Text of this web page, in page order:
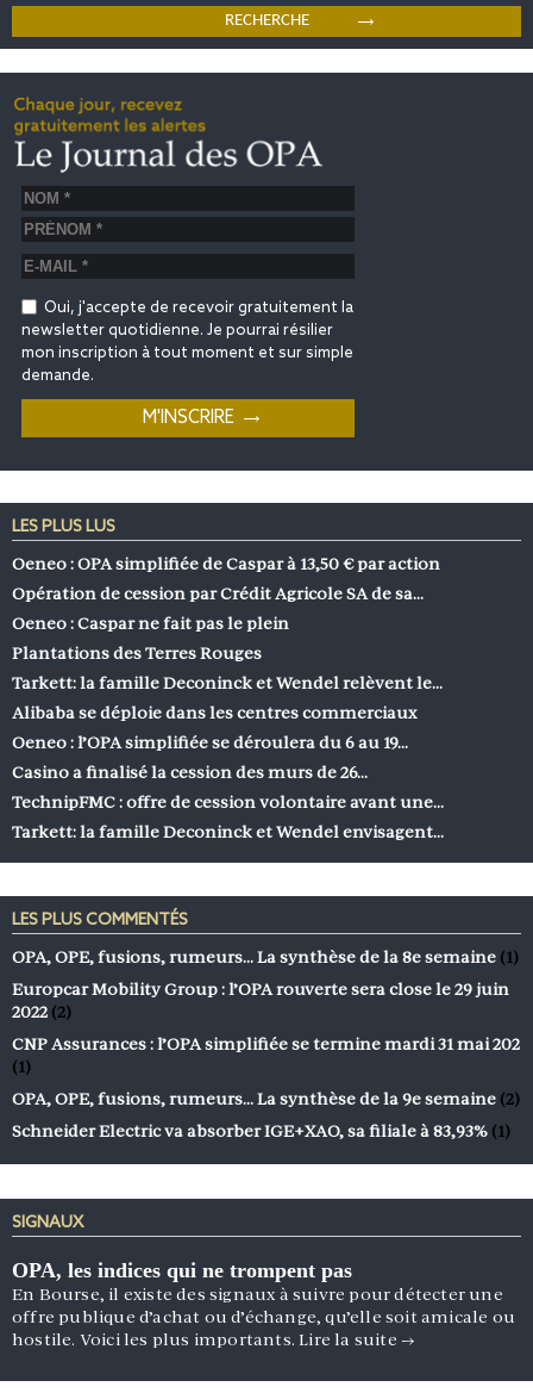
Oui, j'accepte de recevoir gratuitement la
newsletter quotidienne. Je pourrai résilier
mon inscription à tout moment et sur simple
demande.
LES PLUS LUS
Oeneo : OPA simplifiée de Caspar à 13,50 € par action
Opération de cession par Crédit Agricole SA de sa…
Oeneo : Caspar ne fait pas le plein
Plantations des Terres Rouges
Tarkett: la famille Deconinck et Wendel relèvent le…
Alibaba se déploie dans les centres commerciaux
Oeneo : l’OPA simplifiée se déroulera du 6 au 19…
Casino a finalisé la cession des murs de 26…
TechnipFMC : offre de cession volontaire avant une…
Tarkett: la famille Deconinck et Wendel envisagent…
LES PLUS COMMENTÉS
OPA, OPE, fusions, rumeurs… La synthèse de la 8e semaine (1)
Europcar Mobility Group : l’OPA rouverte sera close le 29 juin
2022 (2)
CNP Assurances : l’OPA simplifiée se termine mardi 31 mai 202
(1)
OPA, OPE, fusions, rumeurs… La synthèse de la 9e semaine (2)
Schneider Electric va absorber IGE+XAO, sa filiale à 83,93% (1)
SIGNAUX
OPA, les indices qui ne trompent pas
En Bourse, il existe des signaux à suivre pour détecter une
offre publique d’achat ou d’échange, qu’elle soit amicale ou
hostile. Voici les plus importants.Lire la suite →